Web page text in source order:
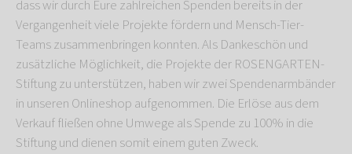
dass wir durch Eure zahlreichen Spenden bereits in der
Vergangenheit viele Projekte fördern und Mensch-Tier-
Teams zusammenbringen konnten. Als Dankeschön und
zusätzliche Möglichkeit, die Projekte der ROSENGARTEN-
Stiftung zu unterstützen, haben wir zwei Spendenarmbänder
in unseren Onlineshop aufgenommen. Die Erlöse aus dem
Verkauf fließen ohne Umwege als Spende zu 100% in die
Stiftung und dienen somit einem guten Zweck.